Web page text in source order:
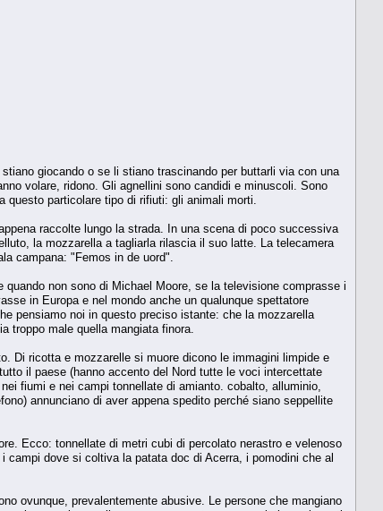
giocando o se li stiano trascinando per buttarli via con una
volare, ridono. Gli agnellini sono candidi e minuscoli. Sono
particolare tipo di rifiuti: gli animali morti.
raccolte lungo la strada. In una scena di poco successiva
la mozzarella a tagliarla rilascia il suo latte. La telecamera
campana: "Femos in de uord".
non sono di Michael Moore, se la televisione comprasse i
in Europa e nel mondo anche un qualunque spettatore
pensiamo noi in questo preciso istante: che la mozzarella
troppo male quella mangiata finora.
Di ricotta e mozzarelle si muore dicono le immagini limpide e
il paese (hanno accento del Nord tutte le voci intercettate
fiumi e nei campi tonnellate di amianto. cobalto, alluminio,
annunciano di aver appena spedito perché siano seppellite
Ecco: tonnellate di metri cubi di percolato nerastro e velenoso
dove si coltiva la patata doc di Acerra, i pomodini che al
ovunque, prevalentemente abusive. Le persone che mangiano